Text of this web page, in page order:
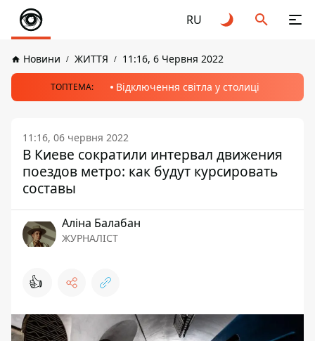
RU
Новини ЖИТТЯ 11:16, 6 Червня 2022
ТОПТЕМА: Відключення світла у столиці
11:16, 06 червня 2022
В Киеве сократили интервал движения
поездов метро: как будут курсировать
составы
Аліна Балабан
ЖУРНАЛІСТ
👍